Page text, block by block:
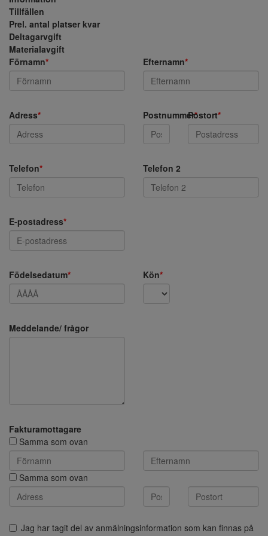
Tillfällen
Prel. antal platser kvar
Deltagarvgift
Materialavgift
Förnamn* Efternamn*
Adress* Postnummer*
Postort*
Telefon* Telefon 2
E-postadress*
Födelsedatum* Kön*
Meddelande/ frågor
Fakturamottagare
Samma som ovan
Samma som ovan
Jag har tagit del av anmälningsinformation som kan finnas på